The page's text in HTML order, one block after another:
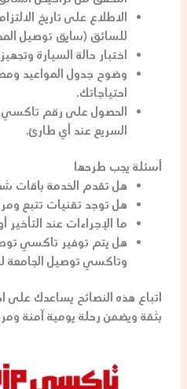
الاطلاع على تاريخ
للسائق (سايق توصيل
اختبار حالة السيارة
وضوح جدول المواعيد
احتياجاتك.
الحصول على رقم تاكسي
السريع عند أي طارئ.
أسئلة يجب طرحها
هل تقدم الخدمة باقات
هل توجد تقنيات تتبع
ما الإجراءات عند التأخير
هل يتم توفير تاكسي
وتاكسي توصيل الجامعة
اتباع هذه النصائح يساعدك على
بثقة ويضمن رحلة يومية آمنة